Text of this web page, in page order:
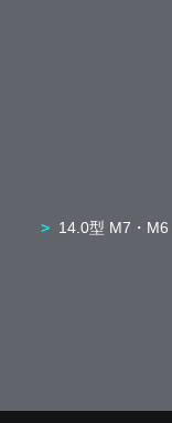
14.0型 M7・M6